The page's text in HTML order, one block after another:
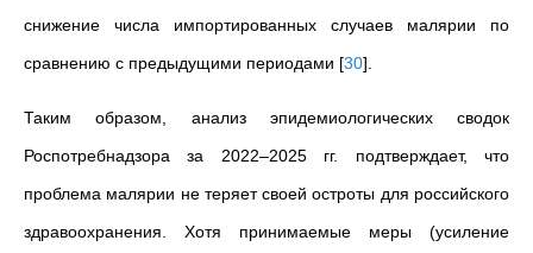
снижение числа импортированных случаев малярии по
сравнению с предыдущими периодами [30]
Таким образом, анализ эпидемиологических сводок
Роспотребнадзора за 2022–2025 гг. подтверждает, что
проблема малярии не теряет своей остроты для российского
здравоохранения. Хотя принимаемые меры (усиление